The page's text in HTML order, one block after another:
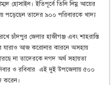
হোসাইন। ইতিপূর্বে তিনি নিম্ন আয়ের
পড়েছেন তাদের ৯০০ পরিবারকে খাদ্য
চাঁদপুর জেলার হাজীগঞ্জ এবং শাহরাস্তি
যারাও আজ করোনার কারনে অসহায়
না তাদেরকে নগদ অর্থ সহায়তা
ও রবিবার এই দুই উপজেলায় ৫০০
করেন।